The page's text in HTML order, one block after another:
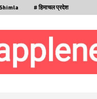
# हिमाचल प्रदेश